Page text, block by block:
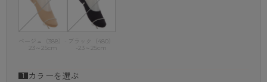
ベージュ（388）-
23～25cm
ブラック（480）
-23～25cm
カラーを選ぶ